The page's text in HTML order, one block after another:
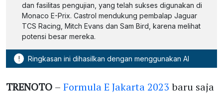
dan fasilitas pengujian, yang telah sukses digunakan di
Monaco E-Prix. Castrol mendukung pembalap Jaguar
TCS Racing, Mitch Evans dan Sam Bird, karena melihat
potensi besar mereka.
! Ringkasan ini dihasilkan dengan menggunakan AI
TRENOTO – Formula E Jakarta 2023 baru saja